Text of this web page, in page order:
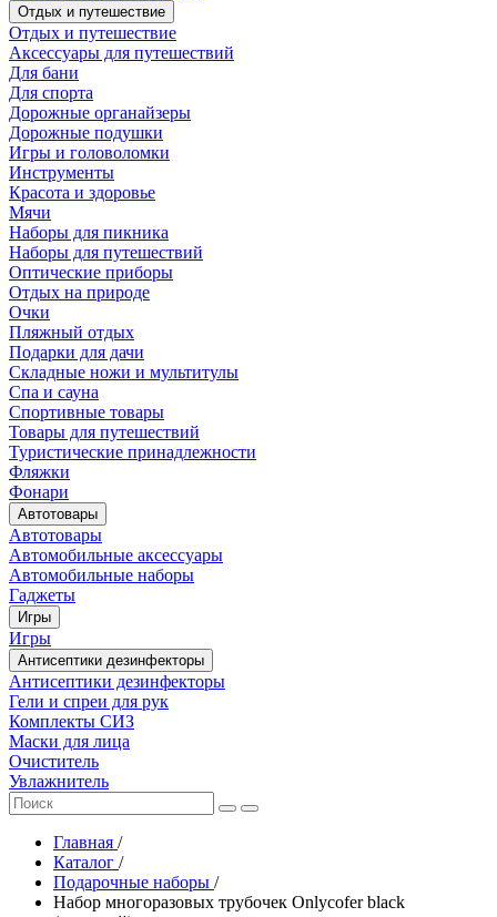
Отдых и путешествие
Отдых и путешествие
Аксессуары для путешествий
Для бани
Для спорта
Дорожные органайзеры
Дорожные подушки
Игры и головоломки
Инструменты
Красота и здоровье
Мячи
Наборы для пикника
Наборы для путешествий
Оптические приборы
Отдых на природе
Очки
Пляжный отдых
Подарки для дачи
Складные ножи и мультитулы
Спа и сауна
Спортивные товары
Товары для путешествий
Туристические принадлежности
Фляжки
Фонари
Автотовары
Автотовары
Автомобильные аксессуары
Автомобильные наборы
Гаджеты
Игры
Игры
Антисептики дезинфекторы
Антисептики дезинфекторы
Гели и спреи для рук
Комплекты СИЗ
Маски для лица
Очиститель
Увлажнитель
Главная /
Каталог /
Подарочные наборы /
Набор многоразовых трубочек Оnlycofer black